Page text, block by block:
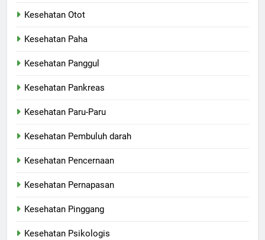
Kesehatan Otot
Kesehatan Paha
Kesehatan Panggul
Kesehatan Pankreas
Kesehatan Paru-Paru
Kesehatan Pembuluh darah
Kesehatan Pencernaan
Kesehatan Pernapasan
Kesehatan Pinggang
Kesehatan Psikologis